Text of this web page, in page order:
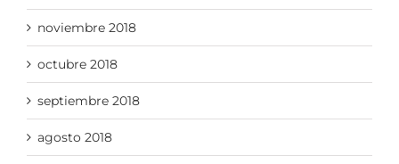
noviembre 2018
octubre 2018
septiembre 2018
agosto 2018